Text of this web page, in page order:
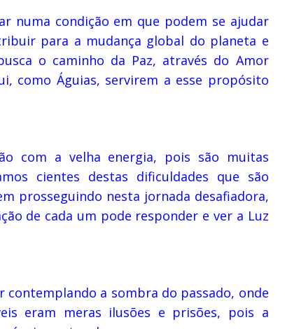
numa condição em que podem se ajudar
para a mudança global do planeta e
o caminho da Paz, através do Amor
como Águias, servirem a esse propósito
com a velha energia, pois são muitas
cientes destas dificuldades que são
prosseguindo nesta jornada desafiadora,
de cada um pode responder e ver a Luz
a sombra do passado, onde
eram meras ilusões e prisões, pois a